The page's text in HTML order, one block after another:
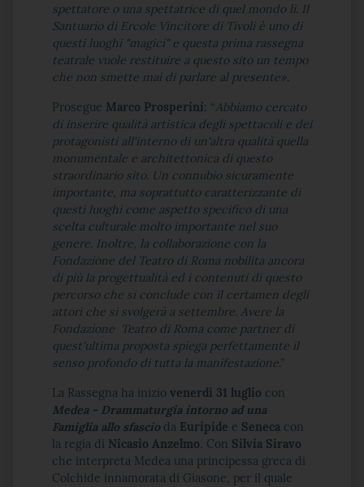
spettatore o una spettatrice di quel mondo lì. Il
Santuario di Ercole Vincitore di Tivoli è uno di
questi luoghi "magici" e questa prima rassegna
teatrale vuole restituire a questo sito un tempo
che non smette mai di parlare al presente».
Prosegue Marco Prosperini: “Abbiamo cercato
di inserire qualità artistica degli spettacoli e dei
protagonisti all'interno di un'altra qualità quella
monumentale e architettonica di questo
straordinario sito. Un connubio sicuramente
importante, ma soprattutto caratterizzante di
questi luoghi come aspetto specifico di una
scelta culturale molto importante nel suo
genere. Inoltre, la collaborazione con la
Fondazione del Teatro di Roma nobilita ancora
di più la progettualità ed i contenuti di questo
percorso che si conclude con il certamen degli
attori che si svolgerà a settembre. Avere la
Fondazione Teatro di Roma come partner di
quest'ultima proposta spiega perfettamente il
senso profondo di tutta la manifestazione.”
La Rassegna ha inizio venerdì 31 luglio con
Medea - Drammaturgia intorno ad una
Famiglia allo sfascio da Euripide e Seneca con
la regia di Nicasio Anzelmo. Con Silvia Siravo
che interpreta Medea una principessa greca di
Colchide innamorata di Giasone, per il quale